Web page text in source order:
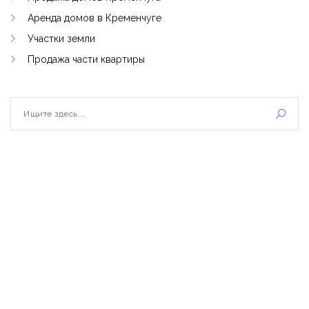
Аренда домов в Кременчуге
Участки земли
Продажа части квартиры